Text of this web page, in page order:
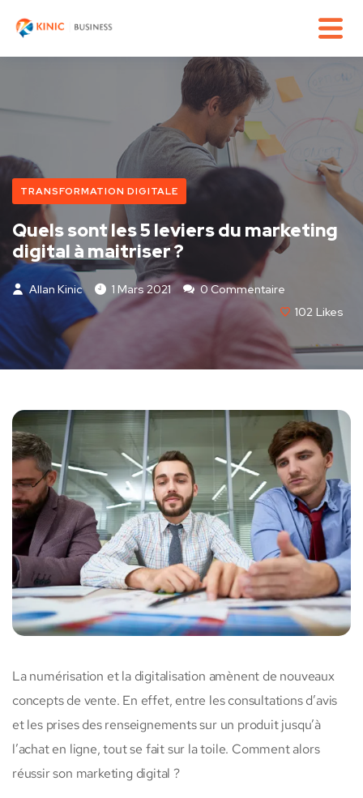
TRANSFORMATION DIGITALE
Quels sont les 5 leviers du marketing
digital à maitriser ?
Allan Kinic 1 Mars 2021
0 Commentaire
102 Likes
La numérisation et la digitalisation amènent de nouveaux
concepts de vente. En effet, entre les consultations d’avis
et les prises des renseignements sur un produit jusqu’à
l’achat en ligne, tout se fait sur la toile. Comment alors
réussir son marketing digital ?